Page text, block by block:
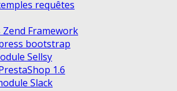
requêtes
Framework
bootstrap
Sellsy
1.6
Slack